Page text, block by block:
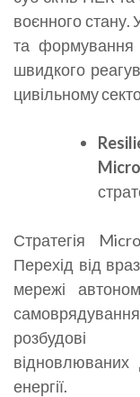
воєнного
та формування
швидкого
цивільному
Стратегія
Перехід від
мережі
розбудові
енергії.